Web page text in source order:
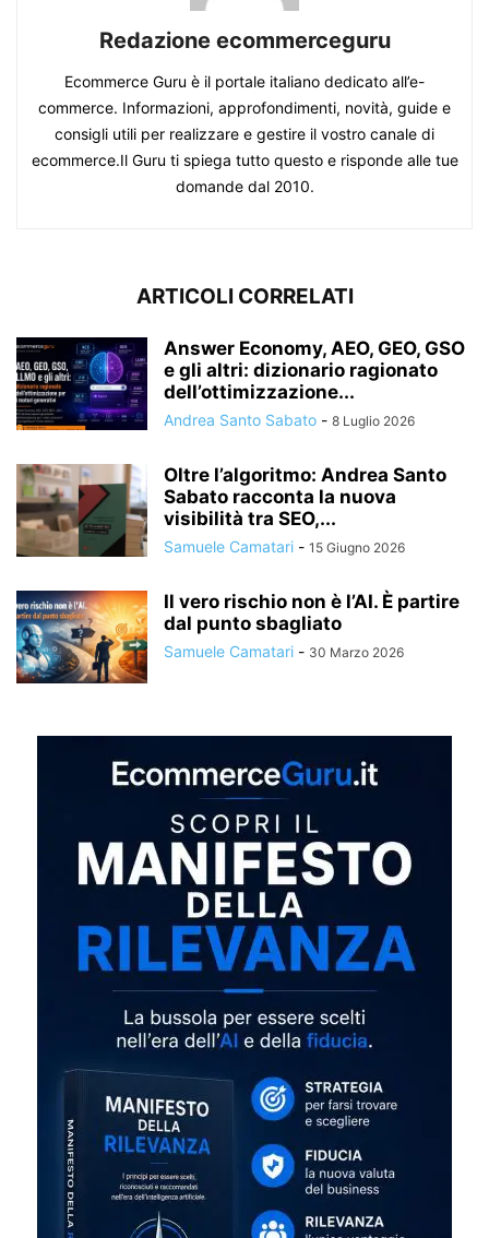
Redazione ecommerceguru
Ecommerce Guru è il portale italiano dedicato all’e-
commerce. Informazioni, approfondimenti, novità, guide e
consigli utili per realizzare e gestire il vostro canale di
ecommerce.Il Guru ti spiega tutto questo e risponde alle tue
domande dal 2010.
ARTICOLI CORRELATI
Answer Economy, AEO, GEO, GSO
e gli altri: dizionario ragionato
dell’ottimizzazione...
Andrea Santo Sabato - 8 Luglio 2026
Oltre l’algoritmo: Andrea Santo
Sabato racconta la nuova
visibilità tra SEO,...
Samuele Camatari - 15 Giugno 2026
Il vero rischio non è l’AI. È partire
dal punto sbagliato
Samuele Camatari - 30 Marzo 2026